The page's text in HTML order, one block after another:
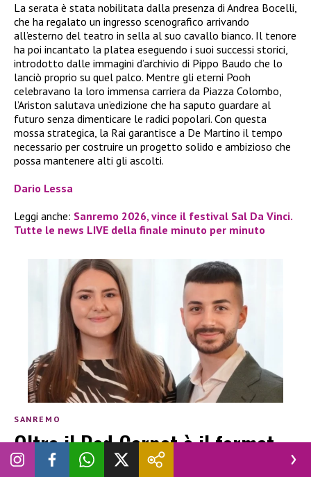
La serata è stata nobilitata dalla presenza di Andrea Bocelli,
che ha regalato un ingresso scenografico arrivando
all’esterno del teatro in sella al suo cavallo bianco. Il tenore
ha poi incantato la platea eseguendo i suoi successi storici,
introdotto dalle immagini d’archivio di Pippo Baudo che lo
lanciò proprio su quel palco. Mentre gli eterni Pooh
celebravano la loro immensa carriera da Piazza Colombo,
l’Ariston salutava un’edizione che ha saputo guardare al
futuro senza dimenticare le radici popolari. Con questa
mossa strategica, la Rai garantisce a De Martino il tempo
necessario per costruire un progetto solido e ambizioso che
possa mantenere alti gli ascolti.
Dario Lessa
Leggi anche: Sanremo 2026, vince il festival Sal Da Vinci.
Tutte le news LIVE della finale minuto per minuto
SANREMO
Oltre il Red Carpet è il format
più esclusivo di Sanremo che ha